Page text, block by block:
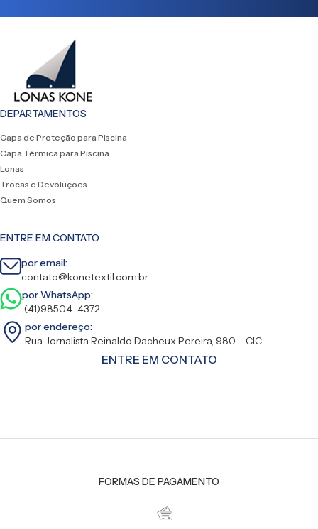
DEPARTAMENTOS
Capa de Proteção para Piscina
Capa Térmica para Piscina
Lonas
Trocas e Devoluções
Quem Somos
ENTRE EM CONTATO
por email:
contato@konetextil.com.br
por WhatsApp:
(41)98504-4372
por endereço:
Rua Jornalista Reinaldo Dacheux Pereira, 980 – CIC
ENTRE EM CONTATO
FORMAS DE PAGAMENTO